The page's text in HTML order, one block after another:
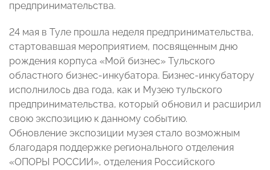
предпринимательства.
24 мая в Туле прошла неделя предпринимательства,
стартовавшая мероприятием, посвященным дню
рождения корпуса «Мой бизнес» Тульского
областного бизнес-инкубатора. Бизнес-инкубатору
исполнилось два года, как и Музею тульского
предпринимательства, который обновил и расширил
свою экспозицию к данному событию.
Обновление экспозиции музея стало возможным
благодаря поддержке регионального отделения
«ОПОРЫ РОССИИ», отделения Российского